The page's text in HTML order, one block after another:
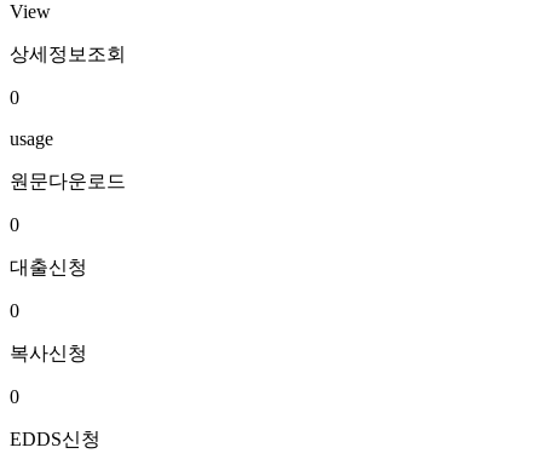
View
상세정보조회
0
usage
원문다운로드
0
대출신청
0
복사신청
0
EDDS신청